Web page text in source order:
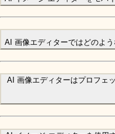
AI 画像エディターではどのよ
AI 画像エディターはプロフェ